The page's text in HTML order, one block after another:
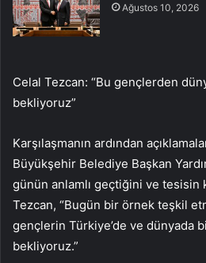
Ağustos 10, 2026
Celal Tezcan: “Bu gençlerden
bekliyoruz”
Karşılaşmanın ardından
Büyükşehir Belediye Başkan
günün anlamlı geçtiğini ve
Tezcan, “Bugün bir örnek teşkil
gençlerin Türkiye’de ve dünyada
bekliyoruz.”